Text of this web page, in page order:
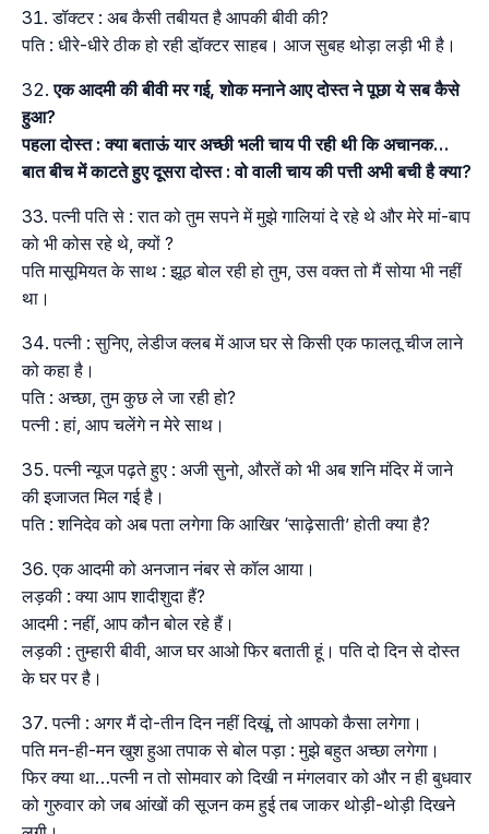
डॉक्टर : अब कैसी तबीयत है आपकी बीवी की?
पति : धीरे-धीरे ठीक हो रही डॉ़क्टर साहब। आज सुबह थोड़ा लड़ी भी है।
एक आदमी की बीवी मर गई, शोक मनाने आए दोस्त ने पूछा ये सब कैसे
हुआ?
पहला दोस्त : क्या बताऊं यार अच्छी भली चाय पी रही थी कि अचानक…
बात बीच में काटते हुए दूसरा दोस्त : वो वाली चाय की पत्ती अभी बची है क्या?
पत्नी पति से : रात को तुम सपने में मुझे गालियां दे रहे थे और मेरे मां-बाप
को भी कोस रहे थे, क्यों ?
पति मासूमियत के साथ : झूठ बोल रही हो तुम, उस वक्त तो मैं सोया भी नहीं
था।
पत्नी : सुनिए, लेडीज क्लब में आज घर से किसी एक फालतू चीज लाने
को कहा है।
पति : अच्छा, तुम कुछ ले जा रही हो?
पत्नी : हां, आप चलेंगे न मेरे साथ।
पत्नी न्यूज पढ़ते हुए : अजी सुनो, औरतें को भी अब शनि मंदिर में जाने
की इजाजत मिल गई है।
पति : शनिदेव को अब पता लगेगा कि आखिर ‘साढ़ेसाती’ होती क्या है?
एक आदमी को अनजान नंबर से कॉल आया।
लड़की : क्या आप शादीशुदा हैं?
आदमी : नहीं, आप कौन बोल रहे हैं।
लड़की : तुम्हारी बीवी, आज घर आओ फिर बताती हूं। पति दो दिन से दोस्त
के घर पर है।
पत्नी : अगर मैं दो-तीन दिन नहीं दिखूं, तो आपको कैसा लगेगा।
पति मन-ही-मन खुश हुआ तपाक से बोल पड़ा : मुझे बहुत अच्छा लगेगा।
फिर क्या था…पत्नी न तो सोमवार को दिखी न मंगलवार को और न ही बुधवार
को गुरुवार को जब आंखों की सूजन कम हुई तब जाकर थोड़ी-थोड़ी दिखने